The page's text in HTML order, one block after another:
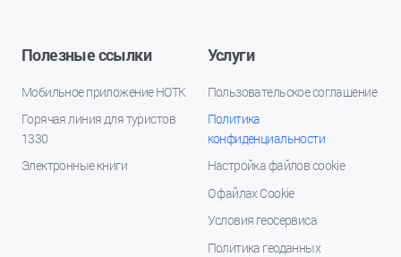
Полезные ссылки
Мобильное приложение НОТК
Горячая линия для туристов
1330
Электронные книги
Услуги
Пользовательское соглашение
Политика
конфиденциальности
Настройка файлов cookie
О файлах Cookie
Условия геосервиса
Политика геоданных